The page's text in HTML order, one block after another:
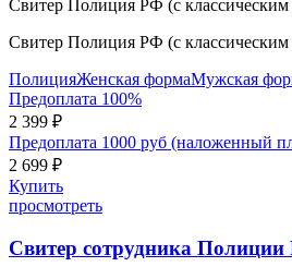
Свитер Полиция РФ (с классическим
Свитер Полиция РФ (с классическим
ПолицияЖенская формаМужская
Предоплата 100%
2 399 ₽
Предоплата 1000 руб (наложенный
2 699 ₽
Купить
просмотреть
Свитер сотрудника